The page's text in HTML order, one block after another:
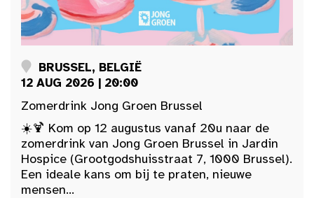
BRUSSEL, BELGIË
12 AUG 2026 | 20:00
Zomerdrink Jong Groen Brussel
☀️🍹 Kom op 12 augustus vanaf 20u naar de
zomerdrink van Jong Groen Brussel in Jardin
Hospice (Grootgodshuisstraat 7, 1000 Brussel).
Een ideale kans om bij te praten, nieuwe
mensen...